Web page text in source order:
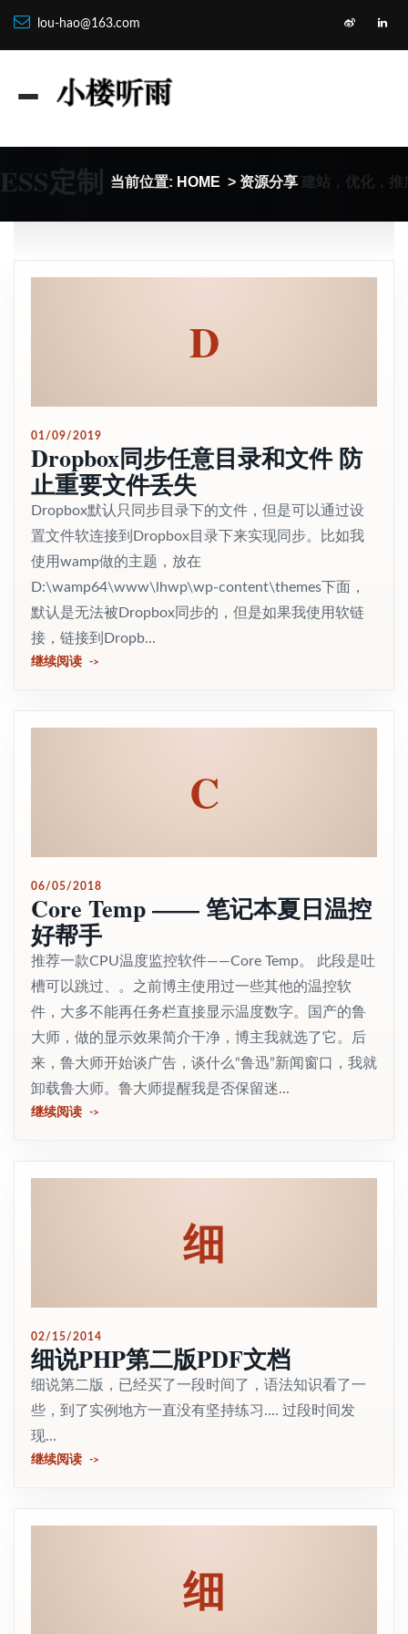
lou-hao@163.com
定制 当前位置: HOME > 资源分享 建站，优化，推
D
01/09/2019
Dropbox同步任意目录和文件 防
止重要文件丢失
Dropbox默认只同步目录下的文件，但是可以通过设
置文件软连接到Dropbox目录下来实现同步。比如我
使用wamp做的主题，放在
D:\wamp64\www\lhwp\wp-content\themes下面，
默认是无法被Dropbox同步的，但是如果我使用软链
接，链接到Dropb...
继续阅读
C
06/05/2018
Core Temp —— 笔记本夏日温控
好帮手
推荐一款CPU温度监控软件——Core Temp。 此段是吐
槽可以跳过、。之前博主使用过一些其他的温控软
件，大多不能再任务栏直接显示温度数字。国产的鲁
大师，做的显示效果简介干净，博主我就选了它。后
来，鲁大师开始谈广告，谈什么“鲁迅”新闻窗口，我就
卸载鲁大师。鲁大师提醒我是否保留迷...
继续阅读
细
02/15/2014
细说PHP第二版PDF文档
细说第二版，已经买了一段时间了，语法知识看了一
些，到了实例地方一直没有坚持练习.... 过段时间发
现...
继续阅读
细